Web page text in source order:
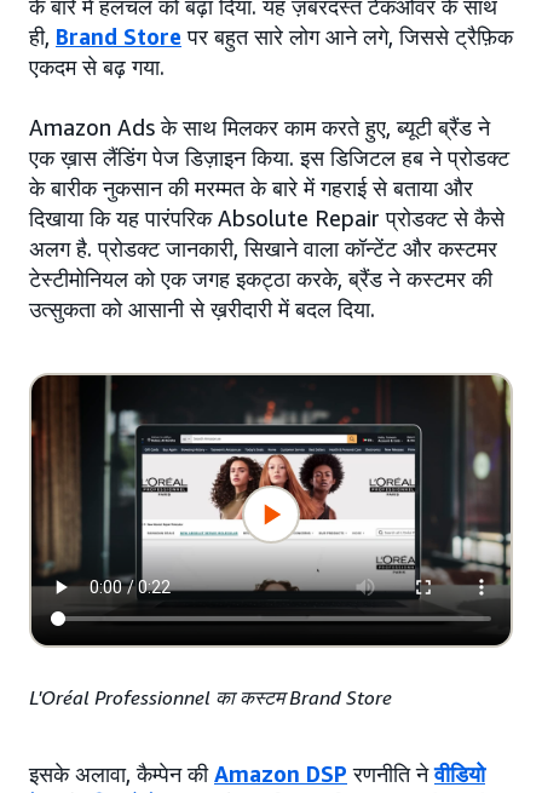
के बारे में हलचल को बढ़ा दिया. यह ज़बरदस्त टेकओवर के साथ
ही, Brand Store पर बहुत सारे लोग आने लगे, जिससे ट्रैफ़िक
एकदम से बढ़ गया.
Amazon Ads के साथ मिलकर काम करते हुए, ब्यूटी ब्रैंड ने
एक ख़ास लैंडिंग पेज डिज़ाइन किया. इस डिजिटल हब ने प्रोडक्ट
के बारीक नुकसान की मरम्मत के बारे में गहराई से बताया और
दिखाया कि यह पारंपरिक Absolute Repair प्रोडक्ट से कैसे
अलग है. प्रोडक्ट जानकारी, सिखाने वाला कॉन्टेंट और कस्टमर
टेस्टीमोनियल को एक जगह इकट्ठा करके, ब्रैंड ने कस्टमर की
उत्सुकता को आसानी से ख़रीदारी में बदल दिया.
L'Oréal Professionnel का कस्टम Brand Store
इसके अलावा, कैम्पेन कीAmazon DSP रणनीति नेवीडियो